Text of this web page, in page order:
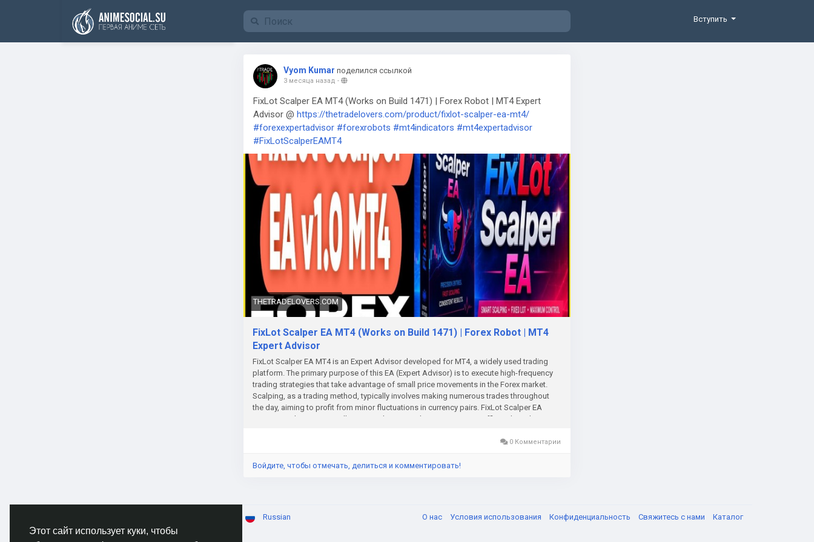
Этот сайт использует куки, чтобы
Funding
Вступить
Vyom Kumar поделился ссылкой
3 месяца назад -
FixLot Scalper EA MT4 (Works on Build 1471) | Forex Robot | MT4 Expert
Advisor @ https://thetradelovers.com/product/fixlot-scalper-ea-mt4/
#forexexpertadvisor #forexrobots #mt4indicators #mt4expertadvisor
#FixLotScalperEAMT4
THETRADELOVERS.COM
FixLot Scalper EA MT4 (Works on Build 1471) | Forex Robot | MT4
Expert Advisor
FixLot Scalper EA MT4 is an Expert Advisor developed for MT4, a widely used trading
platform. The primary purpose of this EA (Expert Advisor) is to execute high-frequency
trading strategies that take advantage of small price movements in the Forex market.
Scalping, as a trading method, typically involves making numerous trades throughout
the day, aiming to profit from minor fluctuations in currency pairs. FixLot Scalper EA
automates this process, allowing traders to implement strategies efficiently and
0 Комментарии
Войдите, чтобы отмечать, делиться и комментировать!
Russian О нас Условия использования Конфиденциальность Свяжитесь с нами Каталог